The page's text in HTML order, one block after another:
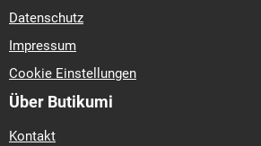
Datenschutz
Impressum
Cookie Einstellungen
Über Butikumi
Kontakt